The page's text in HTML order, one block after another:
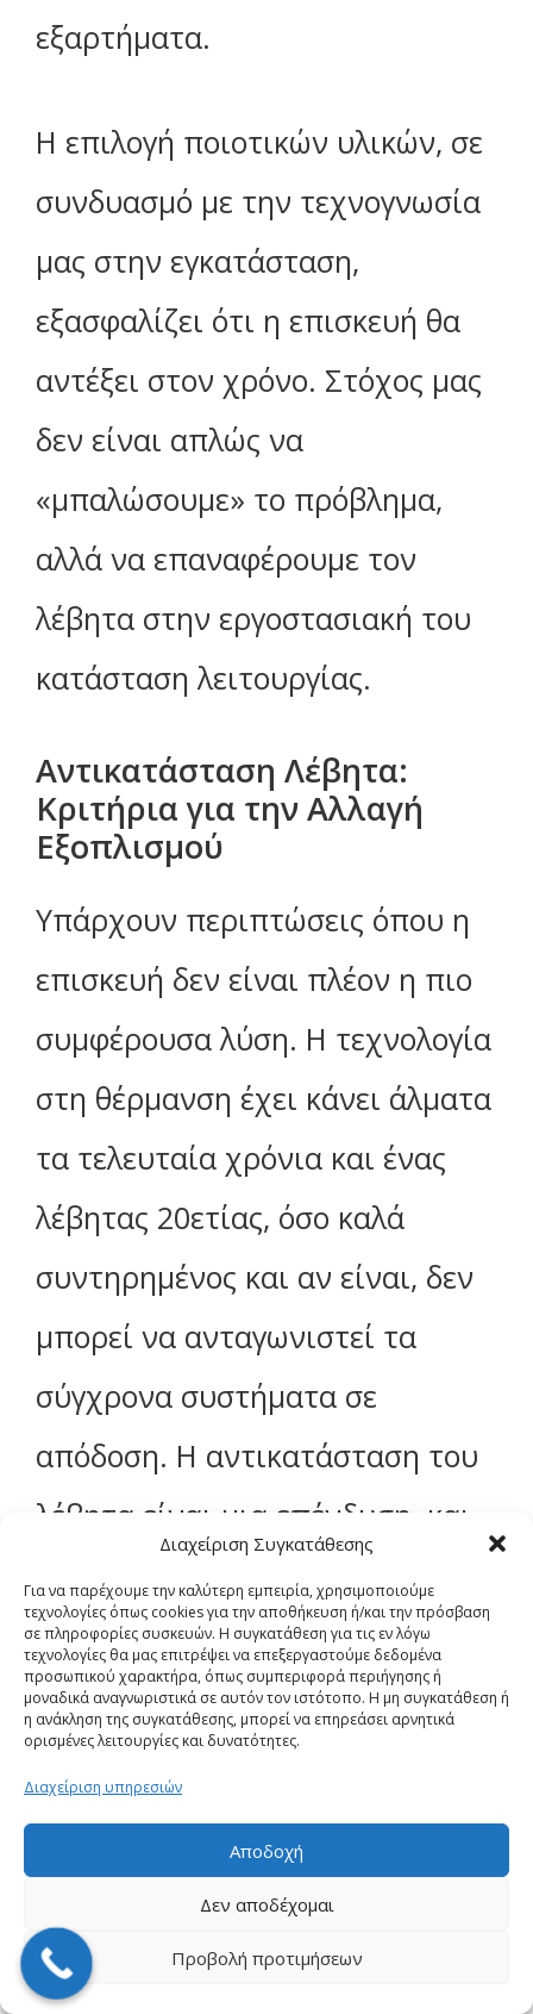
Διαχείριση Συγκατάθεσης
Για να παρέχουμε την καλύτερη εμπειρία, χρησιμοποιούμε
τεχνολογίες όπως cookies για την αποθήκευση ή/και την πρόσβαση
σε πληροφορίες συσκευών. Η συγκατάθεση για τις εν λόγω
τεχνολογίες θα μας επιτρέψει να επεξεργαστούμε δεδομένα
προσωπικού χαρακτήρα, όπως συμπεριφορά περιήγησης ή
μοναδικά αναγνωριστικά σε αυτόν τον ιστότοπο. Η μη συγκατάθεση ή
η ανάκληση της συγκατάθεσης, μπορεί να επηρεάσει αρνητικά
ορισμένες λειτουργίες και δυνατότητες.
Διαχείριση υπηρεσιών
Αποδοχή
Δεν αποδέχομαι
Προβολή προτιμήσεων
εξαρτήματα.
Η επιλογή ποιοτικών υλικών, σε
συνδυασμό με την τεχνογνωσία
μας στην εγκατάσταση,
εξασφαλίζει ότι η επισκευή θα
αντέξει στον χρόνο. Στόχος μας
δεν είναι απλώς να
«μπαλώσουμε» το πρόβλημα,
αλλά να επαναφέρουμε τον
λέβητα στην εργοστασιακή του
κατάσταση λειτουργίας.
Αντικατάσταση Λέβητα:
Κριτήρια για την Αλλαγή
Εξοπλισμού
Υπάρχουν περιπτώσεις όπου η
επισκευή δεν είναι πλέον η πιο
συμφέρουσα λύση. Η τεχνολογία
στη θέρμανση έχει κάνει άλματα
τα τελευταία χρόνια και ένας
λέβητας 20ετίας, όσο καλά
συντηρημένος και αν είναι, δεν
μπορεί να ανταγωνιστεί τα
σύγχρονα συστήματα σε
απόδοση. Η αντικατάσταση του
λέβητα είναι μια επένδυση, και
εμείς είμαστε εδώ για να σας
βοηθήσουμε να κρίνετε πότε
είναι η κατάλληλη στιγμή να
προχωρήσετε σε αυτήν.
Η εταιρεία μας αναλαμβάνει την
πλήρη μελέτη και εγκατάσταση
νέου λέβητα, είτε αερίου είτε